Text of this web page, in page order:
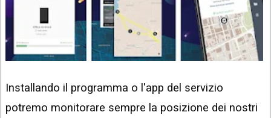
Installando il programma o l'app del servizio
potremo monitorare sempre la posizione dei nostri